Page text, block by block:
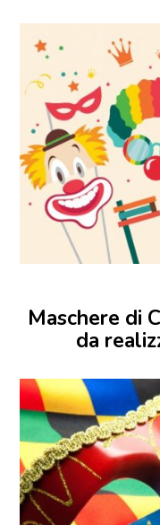
Maschere di
da